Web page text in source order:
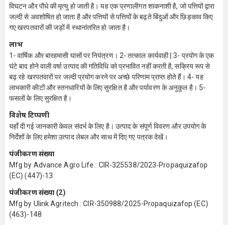
विघटन और पौधे की मृत्यु हो जाती है। यह एक प्रणालीगत शाकनाशी है, जो पत्तियों द्वारा
जल्दी से अवशोषित हो जाता है और पत्तियों से पत्तियों के बढ़ते बिंदुओं और छिड़काव किए
गए खरपतवारों की जड़ों में स्थानांतरित हो जाता है।
लाभ
1- वार्षिक और बारहमासी घासों पर नियंत्रण। 2- तत्काल कार्यवाही | 3- प्रयोग के एक
घंटे बाद होने वाली वर्षा उत्पाद की गतिविधि को प्रभावित नहीं करती है, सक्रिय रूप से
बढ़ रहे खरपतवारों पर जल्दी प्रयोग करने पर अच्छे परिणाम प्राप्त होते हैं। 4- यह
लाभकारी कीटों और स्तनधारियों के लिए सुरक्षित है और पर्यावरण के अनुकूल है। 5-
फसलों के लिए सुरक्षित है।
विशेष टिप्पणी
यहाँ दी गई जानकारी केवल संदर्भ के लिए है। उत्पाद के संपूर्ण विवरण और उपयोग के
निर्देशों के लिए हमेशा उत्पाद लेबल और साथ में दिए गए पत्रक देखें।
पंजीकरण संख्या
Mfg by Advance Agro Life : CIR-325538/2023-Propaquizafop
(EC) (447)-13
पंजीकरण संख्या (2)
Mfg by Ulink Agritech : CIR-350988/2025-Propaquizafop (EC)
(463)-148